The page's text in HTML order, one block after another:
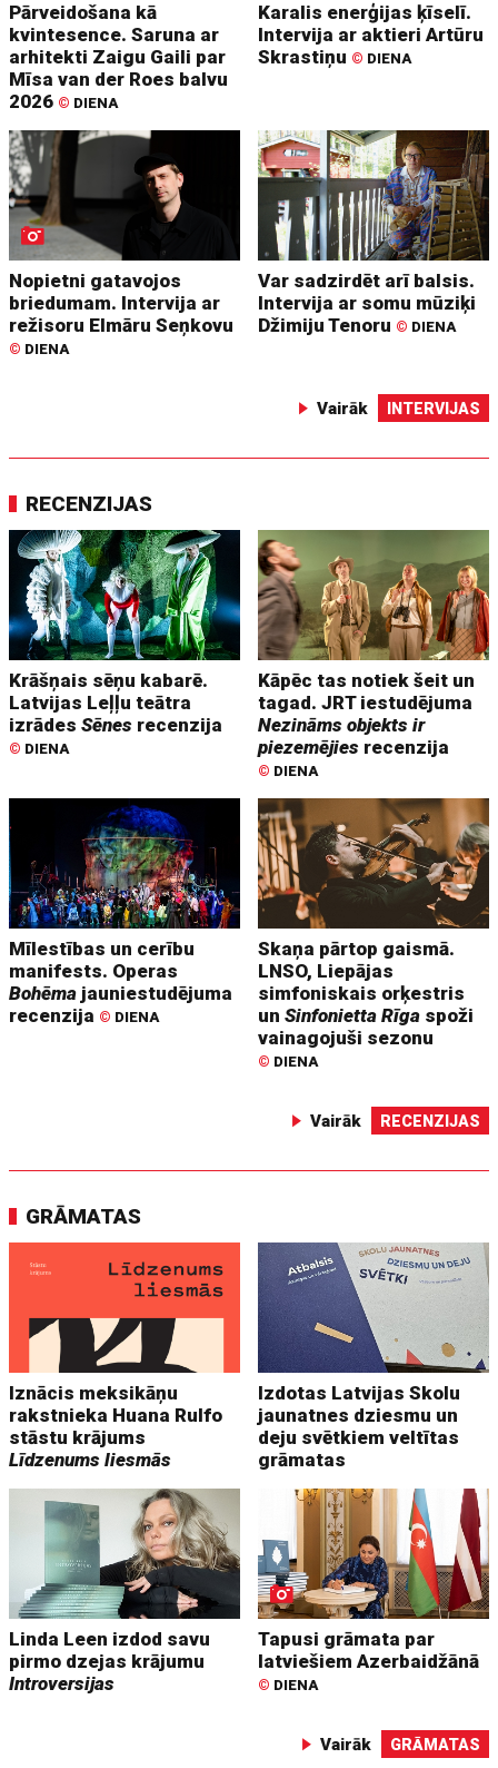
Pārveidošana kā
kvintesence. Saruna ar
arhitekti Zaigu Gaili par
Mīsa van der Roes balvu
2026 © DIENA
Karalis enerģijas ķīselī.
Intervija ar aktieri Artūru
Skrastiņu © DIENA
Nopietni gatavojos
briedumam. Intervija ar
režisoru Elmāru Seņkovu
© DIENA
Var sadzirdēt arī balsis.
Intervija ar somu mūziķi
Džimiju Tenoru © DIENA
Vairāk INTERVIJAS
RECENZIJAS
Krāšņais sēņu kabarē.
Latvijas Leļļu teātra
izrādesSēnes recenzija
© DIENA
Kāpēc tas notiek šeit un
tagad. JRT iestudējuma
Nezināms objekts ir
piezemējies recenzija
© DIENA
Mīlestības un cerību
manifests. Operas
Bohēma jauniestudējuma
recenzija © DIENA
Skaņa pārtop gaismā.
LNSO, Liepājas
simfoniskais orķestris
unSinfonietta Rīga spoži
vainagojuši sezonu
© DIENA
Vairāk RECENZIJAS
GRĀMATAS
Iznācis meksikāņu
rakstnieka Huana Rulfo
stāstu krājums
Līdzenums liesmās
Izdotas Latvijas Skolu
jaunatnes dziesmu un
deju svētkiem veltītas
grāmatas
Linda Leen izdod savu
pirmo dzejas krājumu
Introversijas
Tapusi grāmata par
latviešiem Azerbaidžānā
© DIENA
Vairāk GRĀMATAS